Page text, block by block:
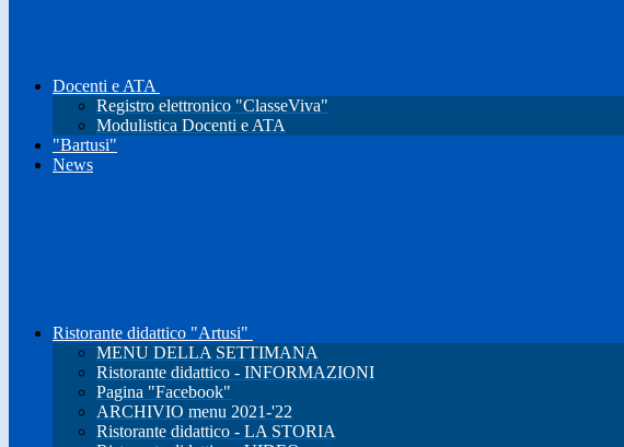
Docenti e ATA
Registro elettronico "ClasseViva"
Modulistica Docenti e ATA
"Bartusi"
News
Ristorante didattico "Artusi"
MENU DELLA SETTIMANA
Ristorante didattico - INFORMAZIONI
Pagina "Facebook"
ARCHIVIO menu 2021-'22
Ristorante didattico - LA STORIA